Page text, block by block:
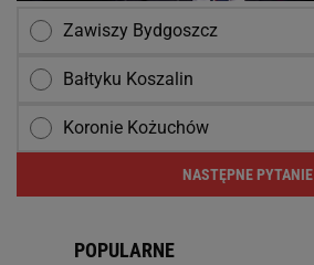
Zawiszy Bydgoszcz
Bałtyku Koszalin
Koronie Kożuchów
NASTĘPNE PYTANIE
POPULARNE